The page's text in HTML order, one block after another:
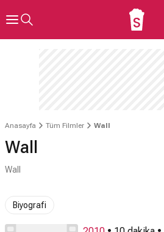
Anasayfa Tüm Filmler Wall
Wall
Wall
Biyografi